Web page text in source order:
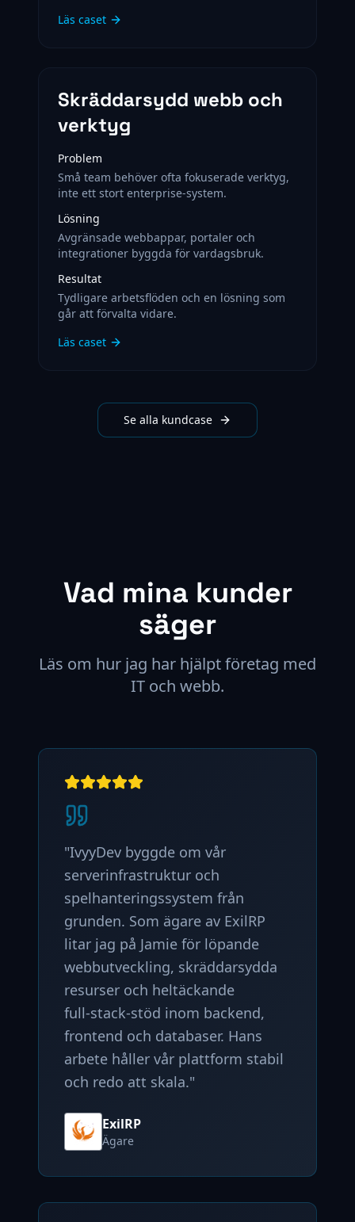
Läs caset
Skräddarsydd webb och
verktyg
Problem
Små team behöver ofta fokuserade verktyg,
inte ett stort enterprise-system.
Lösning
Avgränsade webbappar, portaler och
integrationer byggda för vardagsbruk.
Resultat
Tydligare arbetsflöden och en lösning som
går att förvalta vidare.
Läs caset
Se alla kundcase
Vad mina kunder
säger
Läs om hur jag har hjälpt företag med
IT och webb.
"IvyyDev byggde om vår
serverinfrastruktur och
spelhanteringssystem från
grunden. Som ägare av ExilRP
litar jag på Jamie för löpande
webbutveckling, skräddarsydda
resurser och heltäckande
full‑stack‑stöd inom backend,
frontend och databaser. Hans
arbete håller vår plattform stabil
och redo att skala."
ExilRP
Ägare